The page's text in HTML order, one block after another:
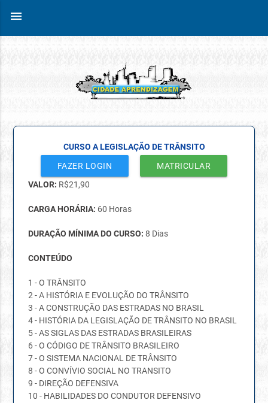
menu
CURSO A LEGISLAÇÃO DE TRÂNSITO
FAZER LOGIN
MATRICULAR
VALOR: R$21,90
CARGA HORÁRIA: 60 Horas
DURAÇÃO MÍNIMA DO CURSO:8 Dias
CONTEÚDO
1 - O TRÂNSITO
2 - A HISTÓRIA E EVOLUÇÃO DO TRÂNSITO
3 - A CONSTRUÇÃO DAS ESTRADAS NO BRASIL
4 - HISTÓRIA DA LEGISLAÇÃO DE TRÂNSITO NO BRASIL
5 - AS SIGLAS DAS ESTRADAS BRASILEIRAS
6 - O CÓDIGO DE TRÂNSITO BRASILEIRO
7 - O SISTEMA NACIONAL DE TRÂNSITO
8 - O CONVÍVIO SOCIAL NO TRANSITO
9 - DIREÇÃO DEFENSIVA
10 - HABILIDADES DO CONDUTOR DEFENSIVO